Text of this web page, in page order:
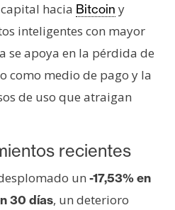
hacia Bitcoin y
inteligentes con mayor
se apoya en la pérdida de
como medio de pago y la
de uso que atraigan
recientes
un -17,53% en
30 días, un deterioro